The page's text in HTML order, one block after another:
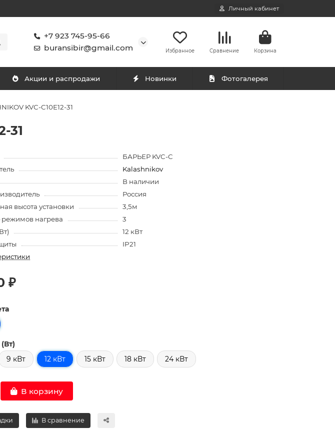
Личный кабинет
+7 923 745-95-66
buransibir@gmail.com
Избранное Сравнение Корзина
Акции и распродажи Новинки Фотогалерея
KVС-C10E12-31
31
БАРЬЕР KVC-C
Kalashnikov
В наличии
Россия
высота установки
3,5м
режимов нагрева
3
12 кВт
IP21
₽
9 кВт 12 кВт 15 кВт 18 кВт 24 кВт
В корзину
В сравнение